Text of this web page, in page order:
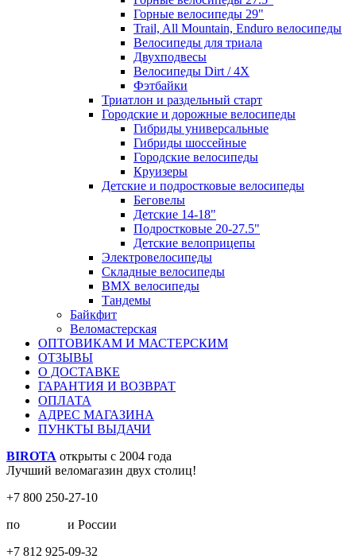
Горные велосипеды 29"
Trail, All Mountain, Enduro велосипеды
Велосипеды для триала
Двухподвесы
Велосипеды Dirt / 4X
Фэтбайки
Триатлон и раздельный старт
Городские и дорожные велосипеды
Гибриды универсальные
Гибриды шоссейные
Городские велосипеды
Круизеры
Детские и подростковые велосипеды
Беговелы
Детские 14-18"
Подростковые 20-27.5"
Детские велоприцепы
Электровелосипеды
Складные велосипеды
BMX велосипеды
Тандемы
Байкфит
Веломастерская
ОПТОВИКАМ И МАСТЕРСКИМ
ОТЗЫВЫ
О ДОСТАВКЕ
ГАРАНТИЯ И ВОЗВРАТ
ОПЛАТА
АДРЕС МАГАЗИНА
ПУНКТЫ ВЫДАЧИ
BIROTA открыты с 2004 года
Лучший веломагазин двух столиц!
+7 800 250-27-10
по
и России
+7 812 925-09-32